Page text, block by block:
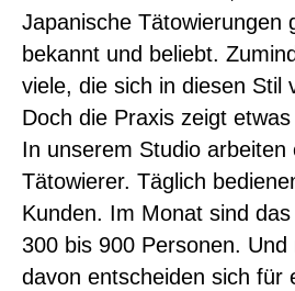
Japanische Tätowierungen
bekannt und beliebt.
viele, die sich in diesen Stil
Doch die Praxis zeigt
In unserem Studio arbeiten
Tätowierer. Täglich
Kunden. Im Monat sind
300 bis 900 Personen. Und
davon entscheiden sich für